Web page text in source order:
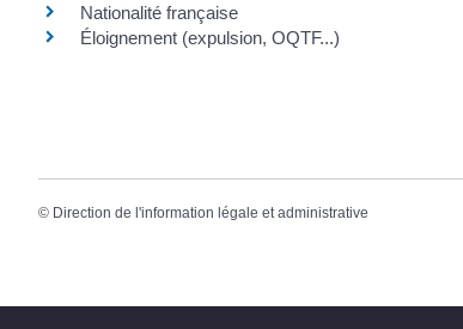
Nationalité française
Éloignement (expulsion, OQTF...)
© Direction de l'information légale et administrative